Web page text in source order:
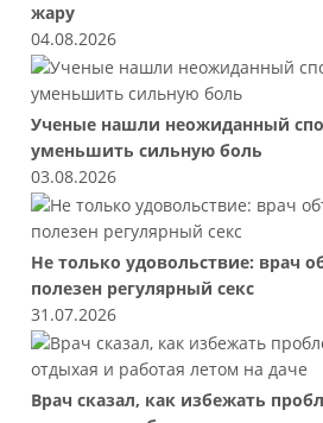
жару
04.08.2026
Ученые нашли неожиданный
уменьшить сильную боль
03.08.2026
Не только удовольствие: врач
полезен регулярный секс
31.07.2026
Врач сказал, как избежать